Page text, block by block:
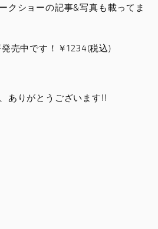
クショーの記事&写真も載ってま
売中です！￥1234(税込)
ありがとうございます!!